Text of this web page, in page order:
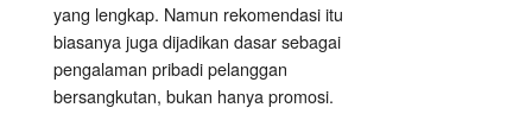
yang lengkap. Namun rekomendasi itu
biasanya juga dijadikan dasar sebagai
pengalaman pribadi pelanggan
bersangkutan, bukan hanya promosi.